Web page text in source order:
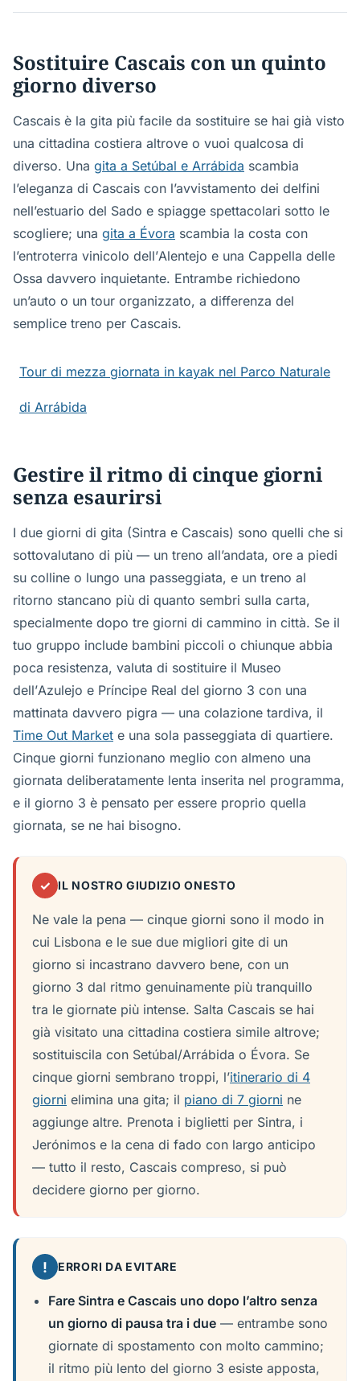
Sostituire Cascais con un quinto
giorno diverso
Cascais è la gita più facile da sostituire se hai già visto
una cittadina costiera altrove o vuoi qualcosa di
diverso. Una gita a Setúbal e Arrábida scambia
l’eleganza di Cascais con l’avvistamento dei delfini
nell’estuario del Sado e spiagge spettacolari sotto le
scogliere; una gita a Évora scambia la costa con
l’entroterra vinicolo dell’Alentejo e una Cappella delle
Ossa davvero inquietante. Entrambe richiedono
un’auto o un tour organizzato, a differenza del
semplice treno per Cascais.
Tour di mezza giornata in kayak nel Parco Naturale
di Arrábida
Gestire il ritmo di cinque giorni
senza esaurirsi
I due giorni di gita (Sintra e Cascais) sono quelli che si
sottovalutano di più — un treno all’andata, ore a piedi
su colline o lungo una passeggiata, e un treno al
ritorno stancano più di quanto sembri sulla carta,
specialmente dopo tre giorni di cammino in città. Se il
tuo gruppo include bambini piccoli o chiunque abbia
poca resistenza, valuta di sostituire il Museo
dell’Azulejo e Príncipe Real del giorno 3 con una
mattinata davvero pigra — una colazione tardiva, il
Time Out Market e una sola passeggiata di quartiere.
Cinque giorni funzionano meglio con almeno una
giornata deliberatamente lenta inserita nel programma,
e il giorno 3 è pensato per essere proprio quella
giornata, se ne hai bisogno.
✓ IL NOSTRO GIUDIZIO ONESTO
Ne vale la pena — cinque giorni sono il modo in
cui Lisbona e le sue due migliori gite di un
giorno si incastrano davvero bene, con un
giorno 3 dal ritmo genuinamente più tranquillo
tra le giornate più intense. Salta Cascais se hai
già visitato una cittadina costiera simile altrove;
sostituiscila con Setúbal/Arrábida o Évora. Se
cinque giorni sembrano troppi, l’itinerario di 4
giorni elimina una gita; il piano di 7 giorni ne
aggiunge altre. Prenota i biglietti per Sintra, i
Jerónimos e la cena di fado con largo anticipo
— tutto il resto, Cascais compreso, si può
decidere giorno per giorno.
! ERRORI DA EVITARE
Fare Sintra e Cascais uno dopo l’altro senza
un giorno di pausa tra i due — entrambe sono
giornate di spostamento con molto cammino;
il ritmo più lento del giorno 3 esiste apposta,